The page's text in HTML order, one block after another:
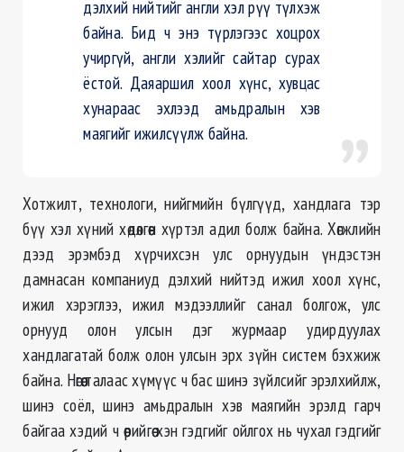
дэлхий нийтийг англи хэл рүү түлхэж
байна. Бид ч энэ түрлэгээс хоцрох
учиргүй, англи хэлийг сайтар сурах
ёстой. Даяаршил хоол хүнс, хувцас
хунараас эхлээд амьдралын хэв
маягийг ижилсүүлж байна.
Хотжилт, технологи, нийгмийн бүлгүүд, хандлага тэр
бүү хэл хүний хөдөлгөөн хүртэл адил болж байна. Хөгжлийн
дээд эрэмбэд хүрчихсэн улс орнуудын үндэстэн
дамнасан компаниуд дэлхий нийтэд ижил хоол хүнс,
ижил хэрэглээ, ижил мэдээллийг санал болгож, улс
орнууд олон улсын дэг журмаар удирдуулах
хандлагатай болж олон улсын эрх зүйн систем бэхжиж
байна. Нөгөө талаас хүмүүс ч бас шинэ зүйлсийг эрэлхийлж,
шинэ соёл, шинэ амьдралын хэв маягийн эрэлд гарч
байгаа хэдий ч өөрийгөө хэн гэдгийг ойлгох нь чухал гэдгийг